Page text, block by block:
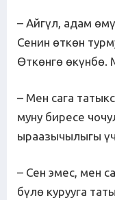
– Айгүл, адам
Сенин өткөн
Өткөнгө өкүнбө.
– Мен сага
муну биресе
ыраазычылыгы
– Сен эмес, мен
бүлө курууга